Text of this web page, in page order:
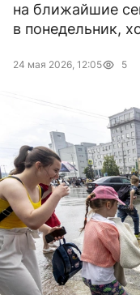
на ближайшие
в понедельник,
24 мая 2026, 12:05 5